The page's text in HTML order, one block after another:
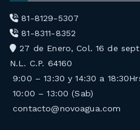
81-8129-5307
81-8311-8352
27 de Enero, Col. 16 de
N.L. C.P. 64160
9:00 – 13:30 y 14:30 a
10:00 – 13:00 (Sab)
contacto@novoagua.com